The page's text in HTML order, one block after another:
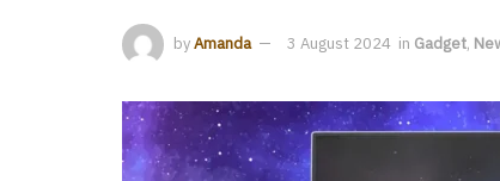
byAmanda 3 August 2024 in Gadget,